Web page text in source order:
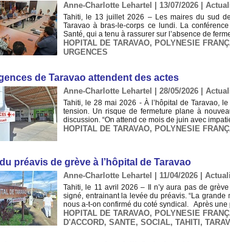
Anne-Charlotte Lehartel | 13/07/2026
Tahiti, le 13 juillet 2026 – Les maires du sud
Taravao à bras-le-corps ce lundi. La
Santé, qui a tenu à rassurer sur l’absence de
HOPITAL DE TARAVAO, POLYNESIE
URGENCES
de Taravao attendent des actes
Anne-Charlotte Lehartel | 28/05/2026
Tahiti, le 28 mai 2026 - À l’hôpital de Taravao,
tension. Un risque de fermeture plane à
discussion. “On attend ce mois de juin avec
HOPITAL DE TARAVAO, POLYNESIE
préavis de grève à l’hôpital de Taravao
Anne-Charlotte Lehartel | 11/04/2026
Tahiti, le 11 avril 2026 – Il n’y aura pas de
signé, entrainant la levée du préavis. “La
nous a-t-on confirmé du coté syndical. Après une
HOPITAL DE TARAVAO, POLYNESIE
D'ACCORD, SANTE, SOCIAL, TAHITI ,